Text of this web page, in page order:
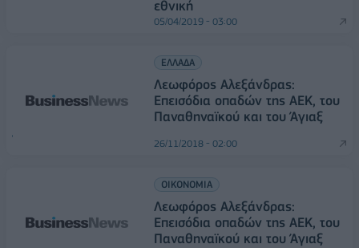
εθνική
05/04/2019 - 03:00
ΕΛΛΑΔΑ
Λεωφόρος Αλεξάνδρας:
Επεισόδια οπαδών της ΑΕΚ, του
Παναθηναϊκού και του Άγιαξ
26/11/2018 - 02:00
ΟΙΚΟΝΟΜΙΑ
Λεωφόρος Αλεξάνδρας:
Επεισόδια οπαδών της ΑΕΚ, του
Παναθηναϊκού και του Άγιαξ